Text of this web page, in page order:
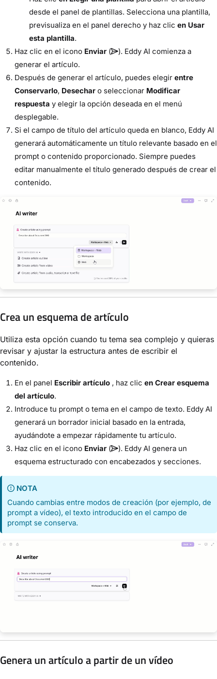
desde el panel de plantillas. Selecciona una plantilla,
previsualiza en el panel derecho y haz clic en Usar
esta plantilla.
Haz clic en el icono Enviar (
). Eddy AI comienza a
generar el artículo.
Después de generar el artículo, puedes elegir entre
Conservarlo, Desechar o seleccionar Modificar
respuesta y elegir la opción deseada en el menú
desplegable.
Si el campo de título del artículo queda en blanco, Eddy AI
generará automáticamente un título relevante basado en el
prompt o contenido proporcionado. Siempre puedes
editar manualmente el título generado después de crear el
contenido.
Crea un esquema de artículo
Utiliza esta opción cuando tu tema sea complejo y quieras
revisar y ajustar la estructura antes de escribir el
contenido.
En el panel Escribir artículo , haz clic en Crear esquema
del artículo.
Introduce tu prompt o tema en el campo de texto. Eddy AI
generará un borrador inicial basado en la entrada,
ayudándote a empezar rápidamente tu artículo.
Haz clic en el icono Enviar (
). Eddy AI genera un
esquema estructurado con encabezados y secciones.
NOTA
Cuando cambias entre modos de creación (por ejemplo, de
prompt a vídeo), el texto introducido en el campo de
prompt se conserva.
Genera un artículo a partir de un vídeo